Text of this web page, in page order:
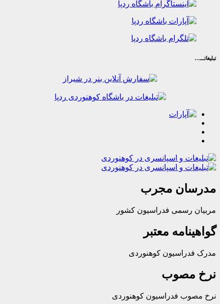
مجرب
رسمی فدراسیون کشور
معتبر
کوهنوردی
فدراسیون کوهنوردی